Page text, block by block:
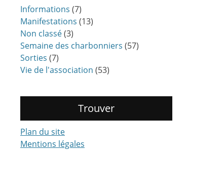
Informations (7)
Manifestations (13)
Non classé(3)
Semaine des charbonniers (57)
Sorties (7)
Vie de l'association (53)
Trouver
Plan du site
Mentions légales